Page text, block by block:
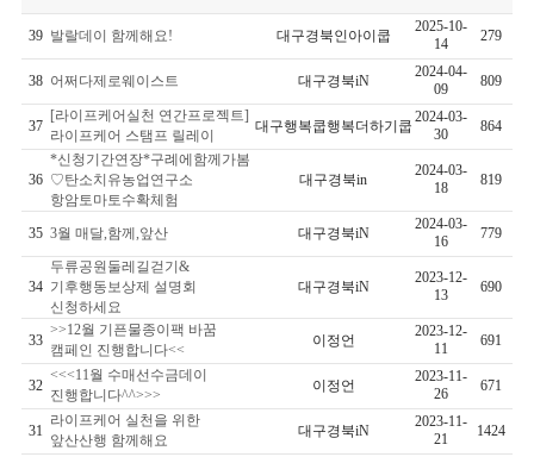
39 발랄데이 함께해요! 대구경북인아이쿱
2025-10-
14
279
38 어쩌다제로웨이스트 대구경북iN
2024-04-
09
809
37
[라이프케어실천 연간프로젝트]
라이프케어 스탬프 릴레이
대구행복쿱행복더하기쿱
2024-03-
30
864
36
*신청기간연장*구례에함께가봄
♡탄소치유농업연구소
항암토마토수확체험
대구경북in
2024-03-
18
819
35 3월 매달,함께,앞산 대구경북iN
2024-03-
16
779
34
두류공원둘레길걷기&
기후행동보상제 설명회
신청하세요
대구경북iN
2023-12-
13
690
33
>>12월 기픈물종이팩 바꿈
캠페인 진행합니다<<
이정언
2023-12-
11
691
32
<<<11월 수매선수금데이
진행합니다^^>>>
이정언
2023-11-
26
671
31
라이프케어 실천을 위한
앞산산행 함께해요
대구경북iN
2023-11-
21
1424